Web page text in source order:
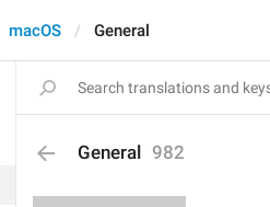
macOS General
General 982